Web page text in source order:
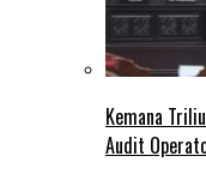
Kemana
Audit